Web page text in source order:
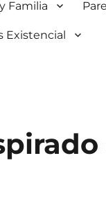
Familia
Existencial